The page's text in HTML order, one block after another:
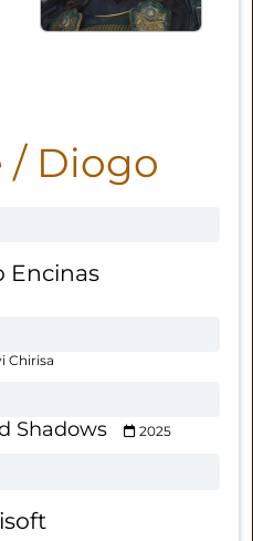
/ Diogo
Encinas
Chirisa
Shadows 2025